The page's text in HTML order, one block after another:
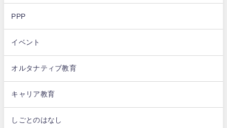
PPP
イベント
オルタナティブ教育
キャリア教育
しごとのはなし